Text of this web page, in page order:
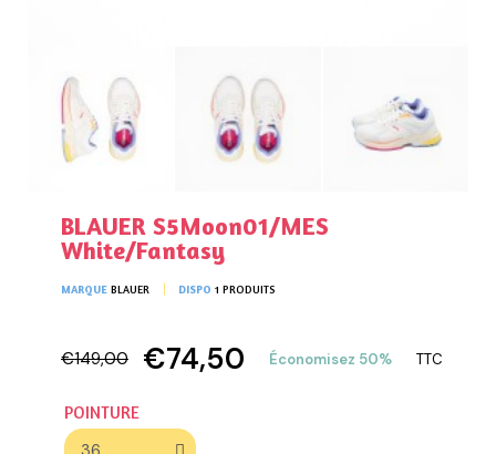
BLAUER S5Moon01/MES
White/Fantasy
MARQUE BLAUER DISPO 1 PRODUITS
€149,00 €74,50 Économisez 50% TTC
POINTURE